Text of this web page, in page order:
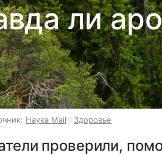
ли
Наука Mail Здоровье
проверили,